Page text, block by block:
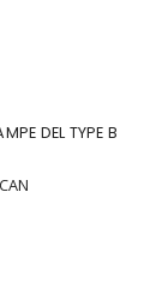
DEL TYPE B